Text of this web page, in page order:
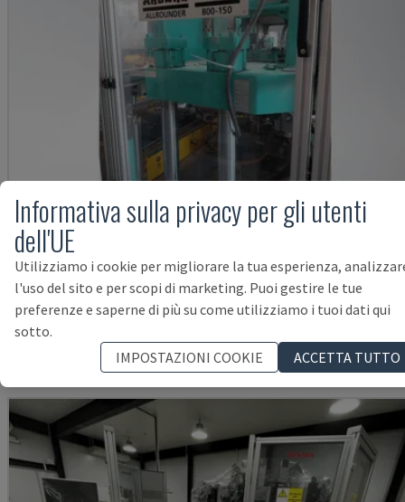
ALLROUNDER 1200T 800-150
ARBURG - MACCHINA PER STAMPAGGIO AD INIEZIONE VERTICALE
UNGHERIA 2006
35.000
Informativa sulla privacy per gli utenti
dell'UE
Utilizziamo i cookie per migliorare la tua esperienza,
l'uso del sito e per scopi di marketing. Puoi gestire le tue
preferenze e saperne di più su come utilizziamo i tuoi dati qui
sotto.
IMPOSTAZIONI COOKIE
ACCETTA TUTTO